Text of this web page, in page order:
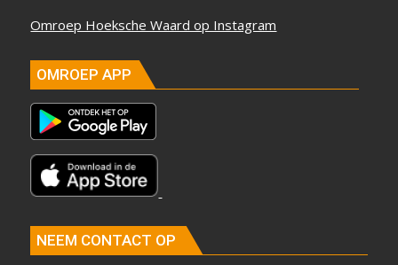
Omroep Hoeksche Waard op Instagram
OMROEP APP
NEEM CONTACT OP